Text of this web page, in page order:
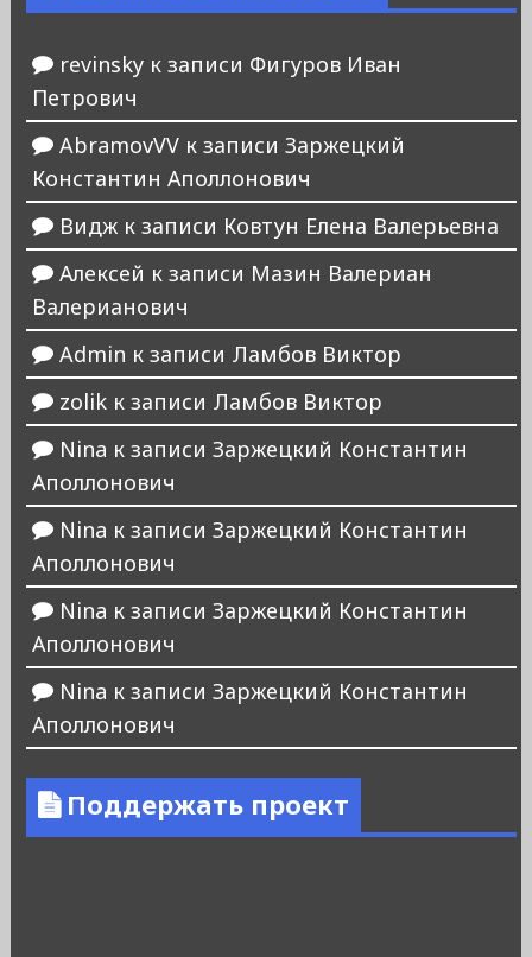
revinskyк записи Фигуров Иван
Петрович
AbramovVVк записи Заржецкий
Константин Аполлонович
Виджк записи Ковтун Елена Валерьевна
Алексей к записи Мазин Валериан
Валерианович
Admin к записи Ламбов Виктор
zolikк записи Ламбов Виктор
Nina к записи Заржецкий Константин
Аполлонович
Nina к записи Заржецкий Константин
Аполлонович
Nina к записи Заржецкий Константин
Аполлонович
Nina к записи Заржецкий Константин
Аполлонович
Поддержать проект